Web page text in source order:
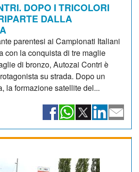
DOPO I TRICOLORI
DALLA
parentesi ai Campionati Italiani
con la conquista di tre maglie
di bronzo, Autozai Contri è
su strada. Dopo un
la formazione satellite del...